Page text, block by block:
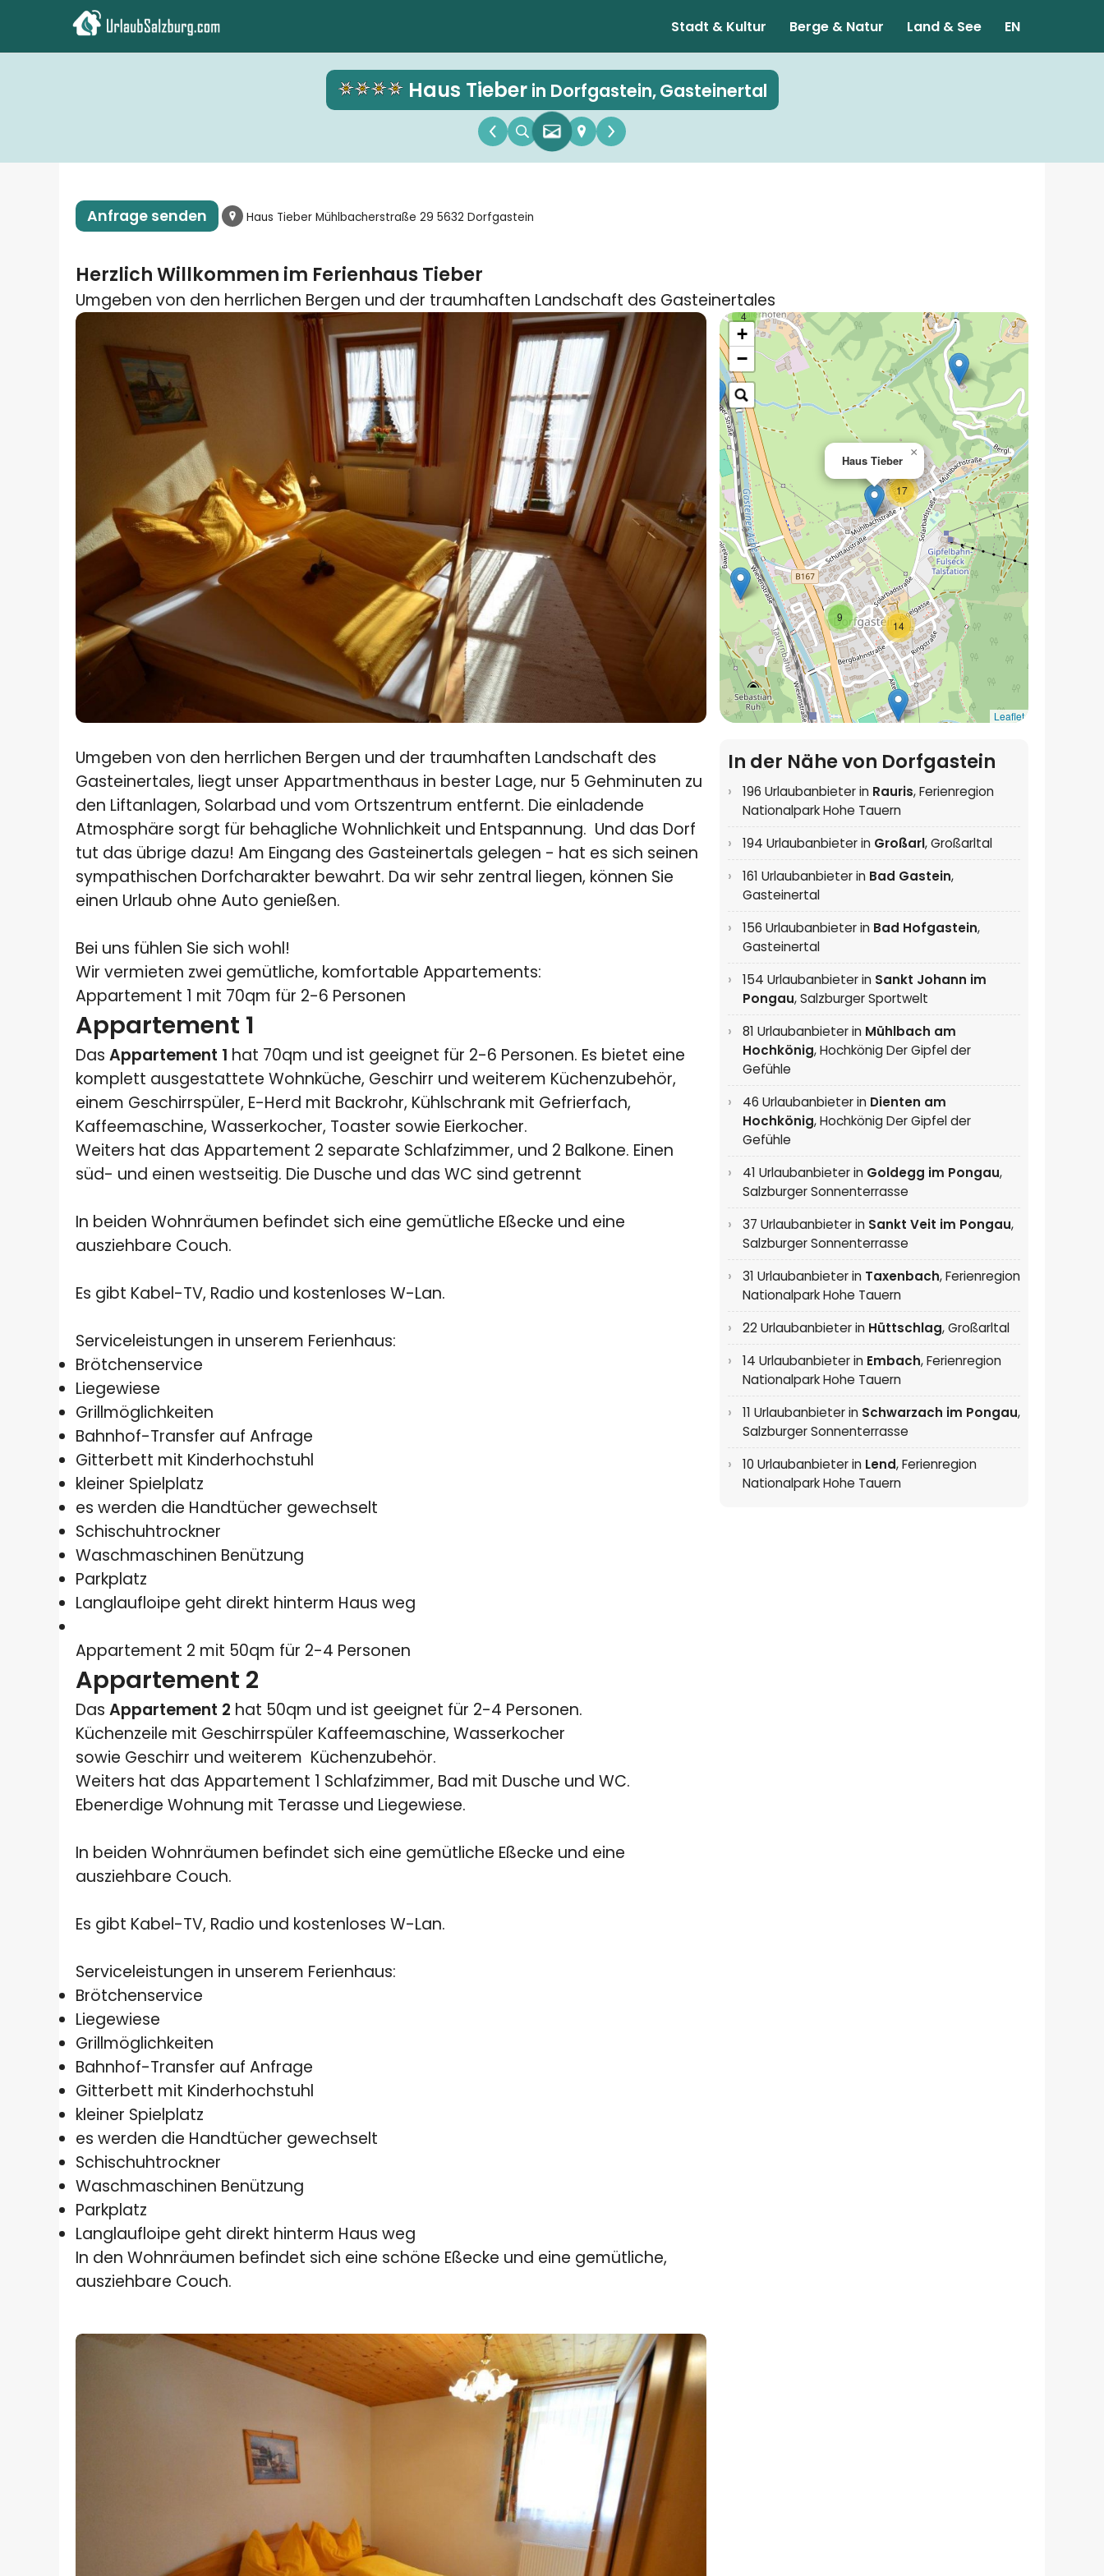
Stadt & Kultur Berge & Natur Land & See EN
Haus Tieberin Dorfgastein,Gasteinertal
Anfrage senden Haus Tieber Mühlbacherstraße 29 5632 Dorfgastein
Herzlich Willkommen im Ferienhaus Tieber
Umgeben von den herrlichen Bergen und der traumhaften Landschaft des Gasteinertales
Umgeben von den herrlichen Bergen und der traumhaften Landschaft des
Gasteinertales, liegt unser Appartmenthaus in bester Lage, nur 5 Gehminuten zu
den Liftanlagen, Solarbad und vom Ortszentrum entfernt. Die einladende
Atmosphäre sorgt für behagliche Wohnlichkeit und Entspannung. Und das Dorf
tut das übrige dazu! Am Eingang des Gasteinertals gelegen - hat es sich seinen
sympathischen Dorfcharakter bewahrt. Da wir sehr zentral liegen, können Sie
einen Urlaub ohne Auto genießen.
Bei uns fühlen Sie sich wohl!
Wir vermieten zwei gemütliche, komfortable Appartements:
Appartement 1 mit 70qm für 2-6 Personen
Appartement 1
Das Appartement 1 hat 70qm und ist geeignet für 2-6 Personen. Es bietet eine
komplett ausgestattete Wohnküche, Geschirr und weiterem Küchenzubehör,
einem Geschirrspüler, E-Herd mit Backrohr, Kühlschrank mit Gefrierfach,
Kaffeemaschine, Wasserkocher, Toaster sowie Eierkocher.
Weiters hat das Appartement 2 separate Schlafzimmer, und 2 Balkone. Einen
süd- und einen westseitig. Die Dusche und das WC sind getrennt
In beiden Wohnräumen befindet sich eine gemütliche Eßecke und eine
ausziehbare Couch.
Es gibt Kabel-TV, Radio und kostenloses W-Lan.
Serviceleistungen in unserem Ferienhaus:
Brötchenservice
Liegewiese
Grillmöglichkeiten
Bahnhof-Transfer auf Anfrage
Gitterbett mit Kinderhochstuhl
kleiner Spielplatz
es werden die Handtücher gewechselt
Schischuhtrockner
Waschmaschinen Benützung
Parkplatz
Langlaufloipe geht direkt hinterm Haus weg
Appartement 2 mit 50qm für 2-4 Personen
Appartement 2
Das Appartement 2 hat 50qm und ist geeignet für 2-4 Personen.
Küchenzeile mit Geschirrspüler Kaffeemaschine, Wasserkocher
sowie Geschirr und weiterem Küchenzubehör.
Weiters hat das Appartement 1 Schlafzimmer, Bad mit Dusche und WC.
Ebenerdige Wohnung mit Terasse und Liegewiese.
In beiden Wohnräumen befindet sich eine gemütliche Eßecke und eine
ausziehbare Couch.
Es gibt Kabel-TV, Radio und kostenloses W-Lan.
Serviceleistungen in unserem Ferienhaus:
Brötchenservice
Liegewiese
Grillmöglichkeiten
Bahnhof-Transfer auf Anfrage
Gitterbett mit Kinderhochstuhl
kleiner Spielplatz
es werden die Handtücher gewechselt
Schischuhtrockner
Waschmaschinen Benützung
Parkplatz
Langlaufloipe geht direkt hinterm Haus weg
In den Wohnräumen befindet sich eine schöne Eßecke und eine gemütliche,
ausziehbare Couch.
4
17
9
14
Haus Tieber
×
+
−
Leaflet
In der Nähe von Dorfgastein
196 Urlaubanbieter in Rauris,Ferienregion
Nationalpark Hohe Tauern
194 Urlaubanbieter in Großarl,Großarltal
161 Urlaubanbieter in Bad Gastein,
Gasteinertal
156 Urlaubanbieter in Bad Hofgastein,
Gasteinertal
154 Urlaubanbieter in Sankt Johann im
Pongau,Salzburger Sportwelt
81 Urlaubanbieter in Mühlbach am
Hochkönig,Hochkönig Der Gipfel der
Gefühle
46 Urlaubanbieter in Dienten am
Hochkönig,Hochkönig Der Gipfel der
Gefühle
41 Urlaubanbieter in Goldegg im Pongau,
Salzburger Sonnenterrasse
37 Urlaubanbieter in Sankt Veit im Pongau,
Salzburger Sonnenterrasse
31 Urlaubanbieter in Taxenbach,Ferienregion
Nationalpark Hohe Tauern
22 Urlaubanbieter in Hüttschlag,Großarltal
14 Urlaubanbieter in Embach,Ferienregion
Nationalpark Hohe Tauern
11 Urlaubanbieter in Schwarzach im Pongau,
Salzburger Sonnenterrasse
10 Urlaubanbieter in Lend,Ferienregion
Nationalpark Hohe Tauern